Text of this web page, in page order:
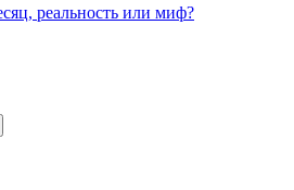
реальность или миф?